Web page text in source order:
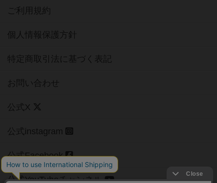
ご利用規約
個人情報保護方針
特定商取引法に基づく表記
お問い合わせ
公式X
公式instagram
公式Facebook
公式YouTubeチャンネル